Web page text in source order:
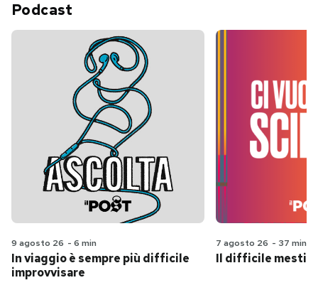
Podcast
9 agosto 26 - 6 min
In viaggio è sempre più difficile
improvvisare
7 agosto 26 - 37 min
Il difficile